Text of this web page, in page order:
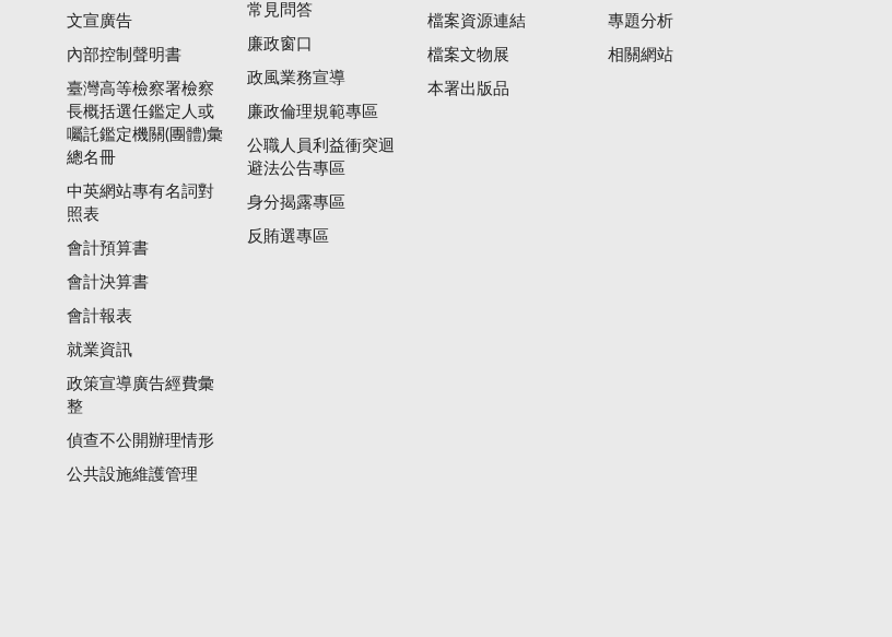
文宣廣告
內部控制聲明書
臺灣高等檢察署檢察
長概括選任鑑定人或
囑託鑑定機關(團體)彙
總名冊
中英網站專有名詞對
照表
會計預算書
會計決算書
會計報表
就業資訊
政策宣導廣告經費彙
整
偵查不公開辦理情形
公共設施維護管理
常見問答
廉政窗口
政風業務宣導
廉政倫理規範專區
公職人員利益衝突迴
避法公告專區
身分揭露專區
反賄選專區
檔案資源連結
檔案文物展
本署出版品
專題分析
相關網站